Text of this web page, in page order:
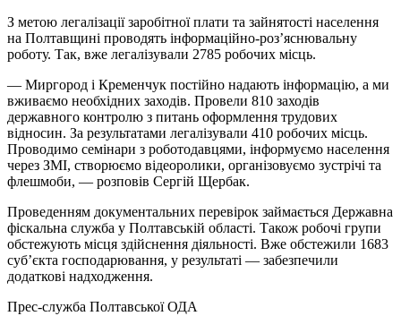
З метою легалізації заробітної плати та зайнятості населення
на Полтавщині проводять інформаційно-роз’яснювальну
роботу. Так, вже легалізували 2785 робочих місць.
— Миргород і Кременчук постійно надають інформацію, а ми
вживаємо необхідних заходів. Провели 810 заходів
державного контролю з питань оформлення трудових
відносин. За результатами легалізували 410 робочих місць.
Проводимо семінари з роботодавцями, інформуємо населення
через ЗМІ, створюємо відеоролики, організовуємо зустрічі та
флешмоби, — розповів Сергій Щербак.
Проведенням документальних перевірок займається Державна
фіскальна служба у Полтавській області. Також робочі групи
обстежують місця здійснення діяльності. Вже обстежили 1683
суб’єкта господарювання, у результаті — забезпечили
додаткові надходження.
Прес-служба Полтавської ОДА